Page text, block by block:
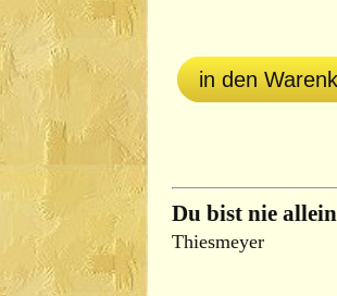
in den
Du bist nie allein
Thiesmeyer